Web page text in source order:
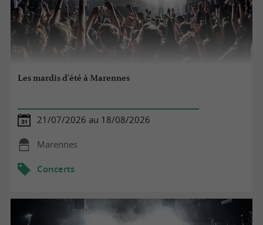
Les mardis d'été à Marennes
21/07/2026 au 18/08/2026
Marennes
Concerts